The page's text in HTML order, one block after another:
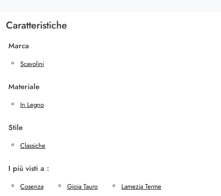
Caratteristiche
Marca
Scavolini
Materiale
In Legno
Stile
Classiche
I più visti a :
Cosenza Gioia Tauro
Lamezia Terme